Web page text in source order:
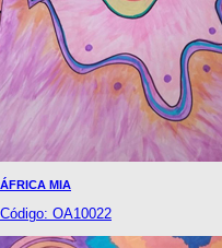
ÁFRICA MIA
Código: OA10022